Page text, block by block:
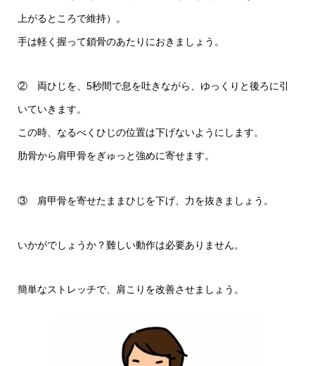
上がるところで維持）。
手は軽く握って鎖骨のあたりにおきましょう。
② 両ひじを、5秒間で息を吐きながら、ゆっくりと後ろに引
いていきます。
この時、なるべくひじの位置は下げないようにします。
肋骨から肩甲骨をぎゅっと強めに寄せます。
③ 肩甲骨を寄せたままひじを下げ、力を抜きましょう。
いかがでしょうか？難しい動作は必要ありません。
簡単なストレッチで、肩こりを改善させましょう。